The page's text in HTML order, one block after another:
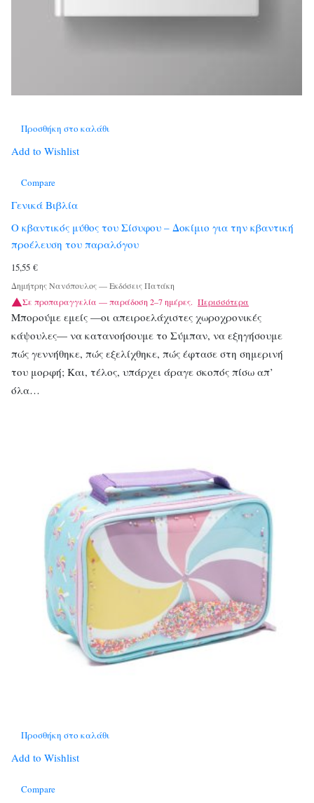
Προσθήκη στο καλάθι
Add to Wishlist
Compare
Γενικά Βιβλία
Ο κβαντικός μύθος του Σίσυφου – Δοκίμιο για την κβαντική
προέλευση του παραλόγου
15,55 €
Δημήτρης Νανόπουλος—Εκδόσεις Πατάκη
Σε προπαραγγελία — παράδοση 2–7 ημέρες. Περισσότερα
Μπορούμε εμείς —οι απειροελάχιστες χωροχρονικές
κάψουλες— να κατανοήσουμε το Σύμπαν, να εξηγήσουμε
πώς γεννήθηκε, πώς εξελίχθηκε, πώς έφτασε στη σημερινή
του μορφή; Και, τέλος, υπάρχει άραγε σκοπός πίσω απ’
όλα…
Προσθήκη στο καλάθι
Add to Wishlist
Compare